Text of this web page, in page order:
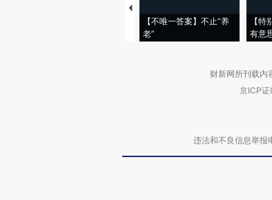
【不唯一答案】不止“养
老”
【
有意
财新网所刊载内
京ICP
违法和不良信息举